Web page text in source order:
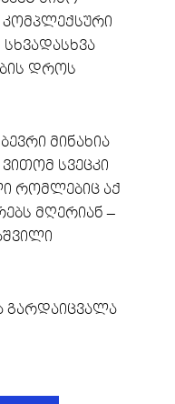
კომპლექსური
დროს
მინახია
სვეცკი
რომლებიც აქ
მღერიან –
გარდაიცვალა